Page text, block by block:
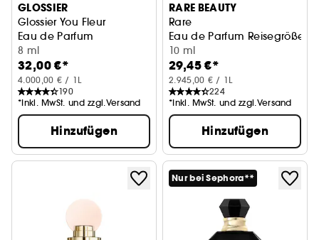
GLOSSIER
Glossier You Fleur
Eau de Parfum
8 ml
32,00 €*
4.000,00 € / 1L
190
*Inkl. MwSt. und zzgl.Versand
Hinzufügen
RARE BEAUTY
Rare
Eau de Parfum Reisegröße
10 ml
29,45 €*
2.945,00 € / 1L
224
*Inkl. MwSt. und zzgl.Versand
Hinzufügen
Nur bei Sephora**